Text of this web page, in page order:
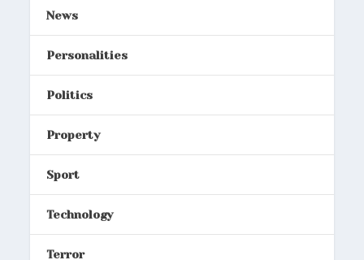
News
Personalities
Politics
Property
Sport
Technology
Terror